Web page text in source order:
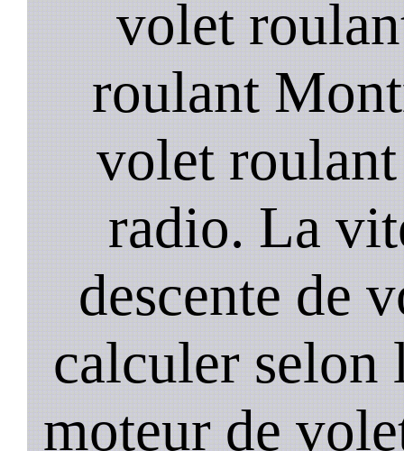
volet
roulant
volet
radio. La
descente de
calculer selon
moteur de